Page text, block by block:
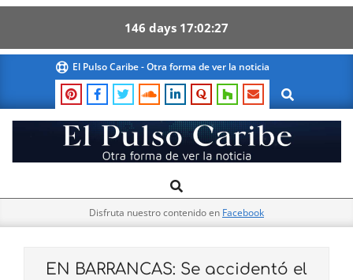
146 days 17 02 27
content
El Pulso Caribe - Otra forma de ver la noticia
Search
El
Pulso
Navigation
Search
Disfruta nuestro contenido en Facebook
EN BARRANCAS: Se accidentó el